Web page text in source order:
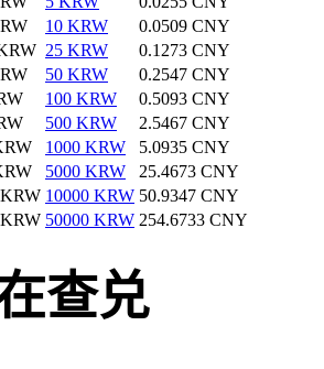
10 KRW
0.0509 CNY
25 KRW
0.1273 CNY
50 KRW
0.2547 CNY
100 KRW
0.5093 CNY
500 KRW
2.5467 CNY
1000 KRW
5.0935 CNY
5000 KRW
25.4673 CNY
10000 KRW 50.9347 CNY
50000 KRW 254.6733 CNY
查兑